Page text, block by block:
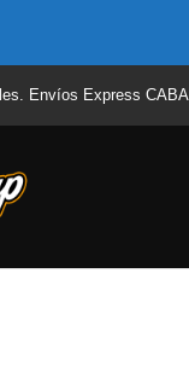
Envíos Express